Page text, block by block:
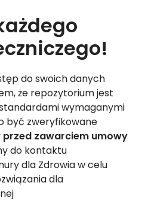
do swoich danych
że repozytorium jest
wymaganymi
być zweryfikowane
przed zawarciem umowy
do kontaktu
dla Zdrowia w celu
dla